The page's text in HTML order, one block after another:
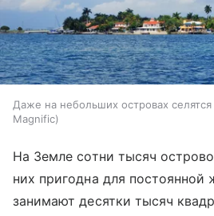
Даже на небольших островах
Magnific
На Земле сотни тысяч
них пригодна для
занимают десятки тысяч